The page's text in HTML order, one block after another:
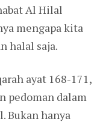
Al Hilal
mengapa kita
halal saja.
ayat 168-171,
pedoman dalam
Bukan hanya